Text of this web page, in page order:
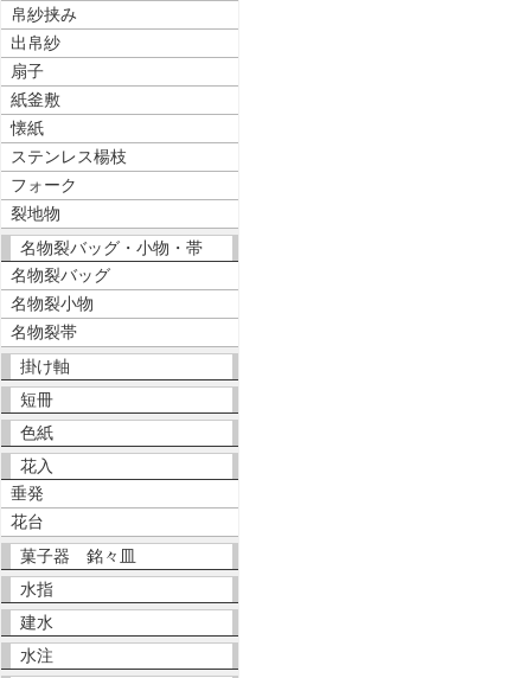
帛紗挟み
出帛紗
扇子
紙釜敷
懐紙
ステンレス楊枝
フォーク
裂地物
名物裂バッグ・小物・帯
名物裂バッグ
名物裂小物
名物裂帯
掛け軸
短冊
色紙
花入
垂発
花台
菓子器 銘々皿
水指
建水
水注